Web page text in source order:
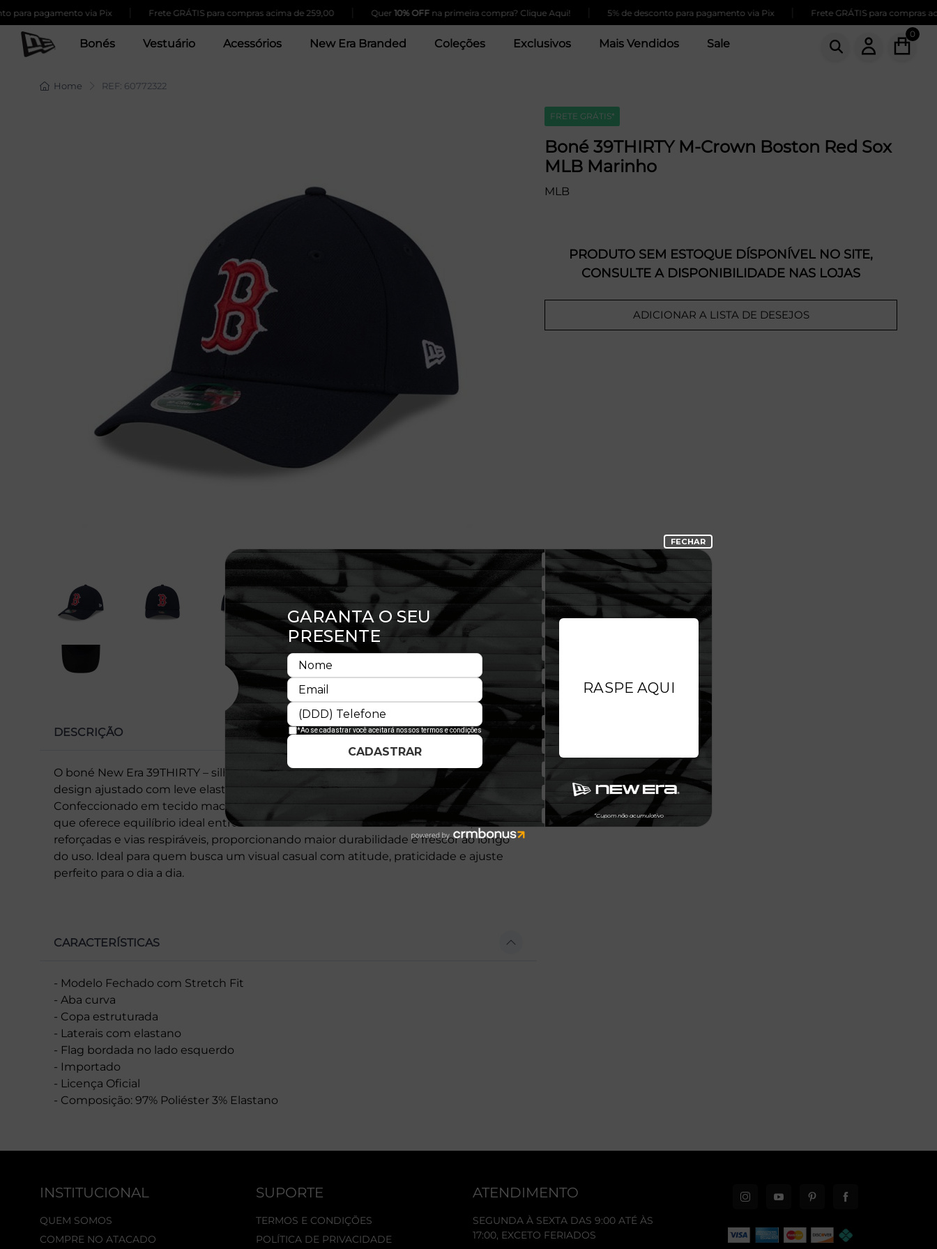
pagamento via Pix Frete GRÁTIS para compras acima de 259,00 Quer10% OFFna primeira compra? Clique Aqui! 5% de desconto para pagamento via Pix Frete GRÁTIS para compras
Bonés Vestuário Acessórios New Era Branded Coleções Exclusivos Mais Vendidos Sale
0
Home REF: 60772322
DESCRIÇÃO
O boné New Era 39THIRTY – silhueta M-CROWN combina conforto e estilo em um
design ajustado com leve elasticidade, garantindo encaixe preciso e confortável.
Confeccionado em tecido macio e resistente, apresenta coroa média (Mid Crown),
que oferece equilíbrio ideal entre estrutura e caimento. Possui aba curvada, costuras
reforçadas e vias respiráveis, proporcionando maior durabilidade e frescor ao longo
do uso. Ideal para quem busca um visual casual com atitude, praticidade e ajuste
perfeito para o dia a dia.
CARACTERÍSTICAS
- Modelo Fechado com Stretch Fit
- Aba curva
- Copa estruturada
- Laterais com elastano
- Flag bordada no lado esquerdo
- Importado
- Licença Oficial
- Composição: 97% Poliéster 3% Elastano
FRETE GRÁTIS*
Boné 39THIRTY M-Crown Boston Red Sox
MLB Marinho
MLB
PRODUTO SEM ESTOQUE DÍSPONÍVEL NO SITE,
CONSULTE A DISPONIBILIDADE NAS LOJAS
ADICIONAR A LISTA DE DESEJOS
INSTITUCIONAL
QUEM SOMOS
COMPRE NO ATACADO
SUPORTE
TERMOS E CONDIÇÕES
POLÍTICA DE PRIVACIDADE
ATENDIMENTO
SEGUNDA À SEXTA DAS 9:00 ATÉ ÀS
17:00, EXCETO FERIADOS